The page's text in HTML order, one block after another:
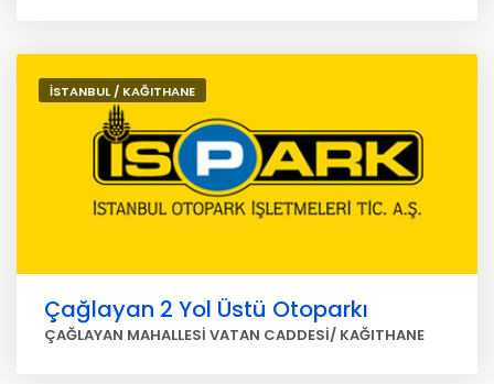
İSTANBUL / KAĞITHANE
Çağlayan 2 Yol Üstü Otoparkı
ÇAĞLAYAN MAHALLESİ VATAN CADDESİ/ KAĞITHANE